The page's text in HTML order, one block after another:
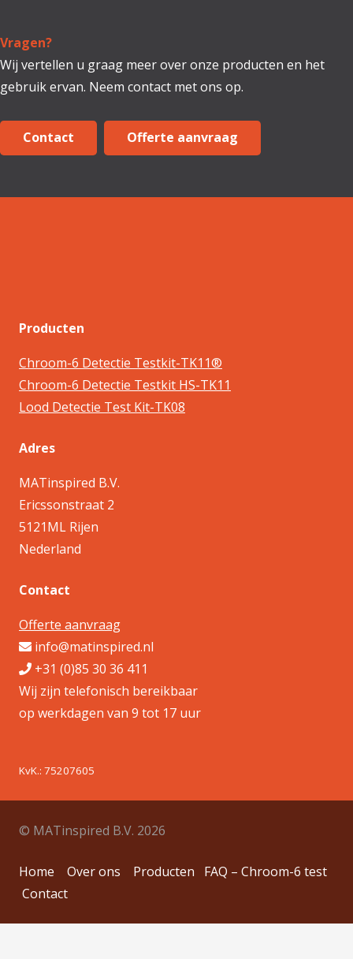
Vragen?
Wij vertellen u graag meer over onze producten en het
gebruik ervan. Neem contact met ons op.
Contact Offerte aanvraag
Producten
Chroom-6 Detectie Testkit-TK11®
Chroom-6 Detectie Testkit HS-TK11
Lood Detectie Test Kit-TK08
Adres
MATinspired B.V.
Ericssonstraat 2
5121ML Rijen
Nederland
Contact
Offerte aanvraag
info@matinspired.nl
+31 (0)85 30 36 411
Wij zijn telefonisch bereikbaar
op werkdagen van 9 tot 17 uur
KvK.: 75207605
© MATinspired B.V. 2026
Home Over ons Producten
FAQ – Chroom-6 test
Contact